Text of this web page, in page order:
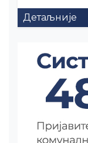
Детаљније